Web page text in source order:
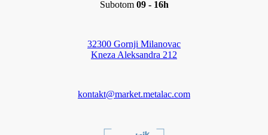
Subotom 09 - 16h
32300 Gornji Milanovac
Kneza Aleksandra 212
kontakt@market.metalac.com